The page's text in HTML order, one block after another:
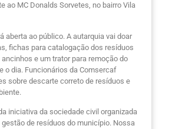
ao MC Donalds Sorvetes, no bairro Vila
aberta ao público. A autarquia vai doar
fichas para catalogação dos resíduos
e um trator para remoção do
o dia. Funcionários da Comsercaf
sobre descarte correto de resíduos e
iniciativa da sociedade civil organizada
de resíduos do município. Nossa